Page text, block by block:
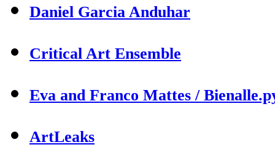
Daniel Garcia Anduhar
Critical Art Ensemble
Eva and Franco Mattes /
ArtLeaks